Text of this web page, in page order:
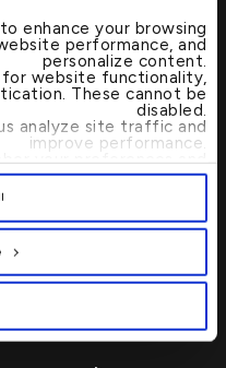
enhance your browsing
performance, and
personalize content.
for website functionality,
These cannot be
disabled.
analyze site traffic and
improve performance.
your preferences and
enhance user experience.
explicit consent to
by clicking[Customize].
تفضل
تحديد موقع أي من
أو أجهزة الصرف
من خلال محدد
وأجهزة الصرف